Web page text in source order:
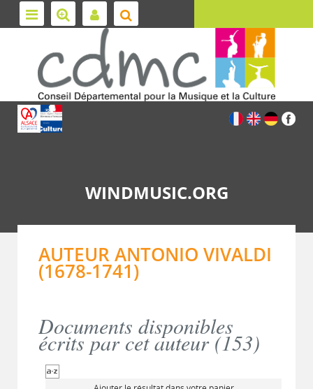
WINDMUSIC.ORG
AUTEUR ANTONIO VIVALDI
(1678-1741)
Documents disponibles
écrits par cet auteur (153)